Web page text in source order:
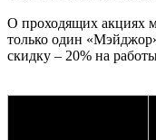
О проходящих акциях
только один
скидку – 20% на